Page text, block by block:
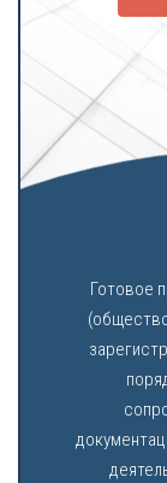
Готовое